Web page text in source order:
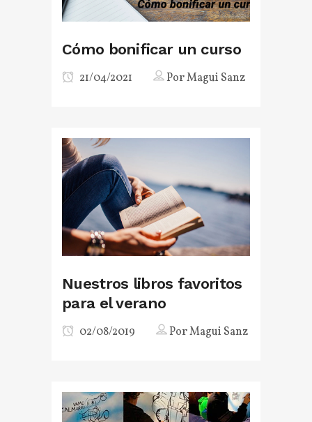
Cómo bonificar un curso
21/04/2021 PorMagui Sanz
Nuestros libros favoritos
para el verano
02/08/2019 PorMagui Sanz